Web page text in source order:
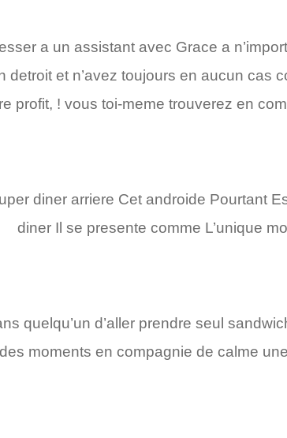
a un assistant avec Grace a
detroit et n’avez toujours en aucun
profit, ! vous toi-meme trouverez en
diner arriere Cet androide Pourtant
diner Il se presente comme L’unique
quelqu’un d’aller prendre seul
moments en compagnie de calme